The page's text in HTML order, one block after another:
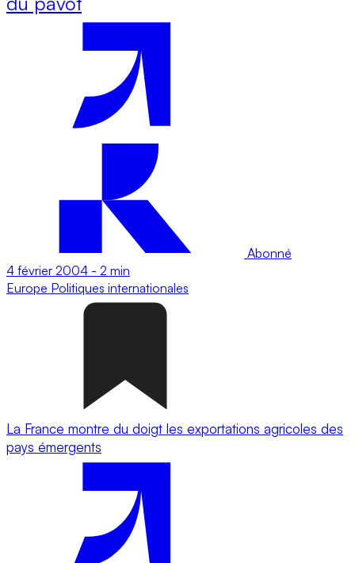
Abonné
4 février 2004 - 2 min
Europe Politiques internationales
La France montre du doigt les exportations agricoles des
pays émergents